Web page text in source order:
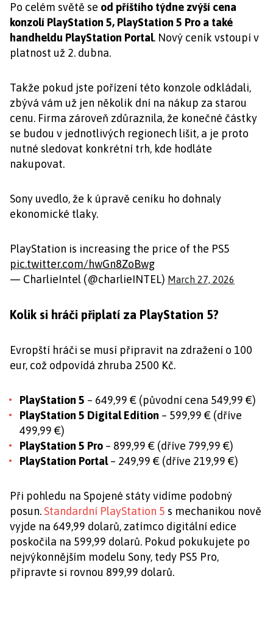
Po celém světě se od příštího týdne zvýší cena
konzolí PlayStation 5, PlayStation 5 Pro a také
handheldu PlayStation Portal. Nový ceník vstoupí v
platnost už 2. dubna.
Takže pokud jste pořízení této konzole odkládali,
zbývá vám už jen několik dní na nákup za starou
cenu. Firma zároveň zdůraznila, že konečné částky
se budou v jednotlivých regionech lišit, a je proto
nutné sledovat konkrétní trh, kde hodláte
nakupovat.
Sony uvedlo, že k úpravě ceníku ho dohnaly
ekonomické tlaky.
PlayStation is increasing the price of the PS5
pic.twitter.com/hwGn8ZoBwg
— CharlieIntel (@charlieINTEL) March 27, 2026
Kolik si hráči připlatí za PlayStation 5?
Evropští hráči se musí připravit na zdražení o 100
eur, což odpovídá zhruba 2500 Kč.
PlayStation 5 – 649,99 € (původní cena 549,99 €)
PlayStation 5 Digital Edition – 599,99 € (dříve
499,99 €)
PlayStation 5 Pro – 899,99 € (dříve 799,99 €)
PlayStation Portal– 249,99 € (dříve 219,99 €)
Při pohledu na Spojené státy vidíme podobný
posun. Standardní PlayStation 5 s mechanikou nově
vyjde na 649,99 dolarů, zatímco digitální edice
poskočila na 599,99 dolarů. Pokud pokukujete po
nejvýkonnějším modelu Sony, tedy PS5 Pro,
připravte si rovnou 899,99 dolarů.